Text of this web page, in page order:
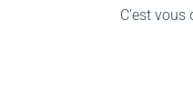
C’est